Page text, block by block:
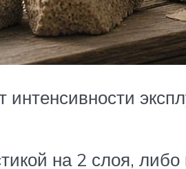
на 2 слоя,